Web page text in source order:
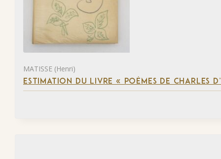
MATISSE (Henri)
ESTIMATION DU LIVRE « POÈMES DE CHARLES